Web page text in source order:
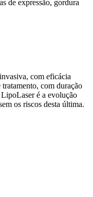
de expressão, gordura
com eficácia
tratamento, com duração
é a evolução
os riscos desta última.